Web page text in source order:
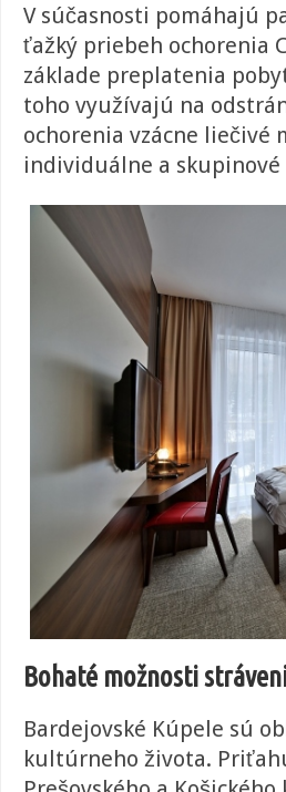
V súčasnosti pomáhajú
ťažký priebeh ochorenia
základe preplatenia
toho využívajú na
ochorenia vzácne liečivé
individuálne a skupinové
Bohaté možnosti
Bardejovské Kúpele sú
kultúrneho života.